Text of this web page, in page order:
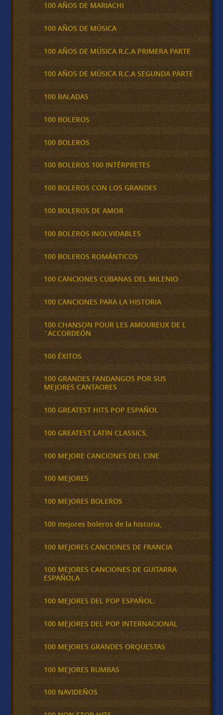
100 AÑOS DE MARIACHI
100 AÑOS DE MÚSICA
100 AÑOS DE MÚSICA R.C.A PRIMERA PARTE
100 AÑOS DE MÚSICA R.C.A SEGUNDA PARTE
100 BALADAS
100 BOLEROS
100 BOLEROS
100 BOLEROS 100 INTÉRPRETES
100 BOLEROS CON LOS GRANDES
100 BOLEROS DE AMOR
100 BOLEROS INOLVIDABLES
100 BOLEROS ROMÁNTICOS
100 CANCIONES CUBANAS DEL MILENIO
100 CANCIONES PARA LA HISTORIA
100 CHANSON POUR LES AMOUREUX DE L
´ACCORDEÓN
100 ÉXITOS
100 GRANDES FANDANGOS POR SUS
MEJORES CANTAORES
100 GREATEST HITS POP ESPAÑOL
100 GREATEST LATIN CLASSICS,
100 MEJORE CANCIONES DEL CINE
100 MEJORES
100 MEJORES BOLEROS
100 mejores boleros de la historia,
100 MEJORES CANCIONES DE FRANCIA
100 MEJORES CANCIONES DE GUITARRA
ESPAÑOLA
100 MEJORES DEL POP ESPAÑOL.
100 MEJORES DEL POP INTERNACIONAL
100 MEJORES GRANDES ORQUESTAS
100 MEJORES RUMBAS
100 NAVIDEÑOS